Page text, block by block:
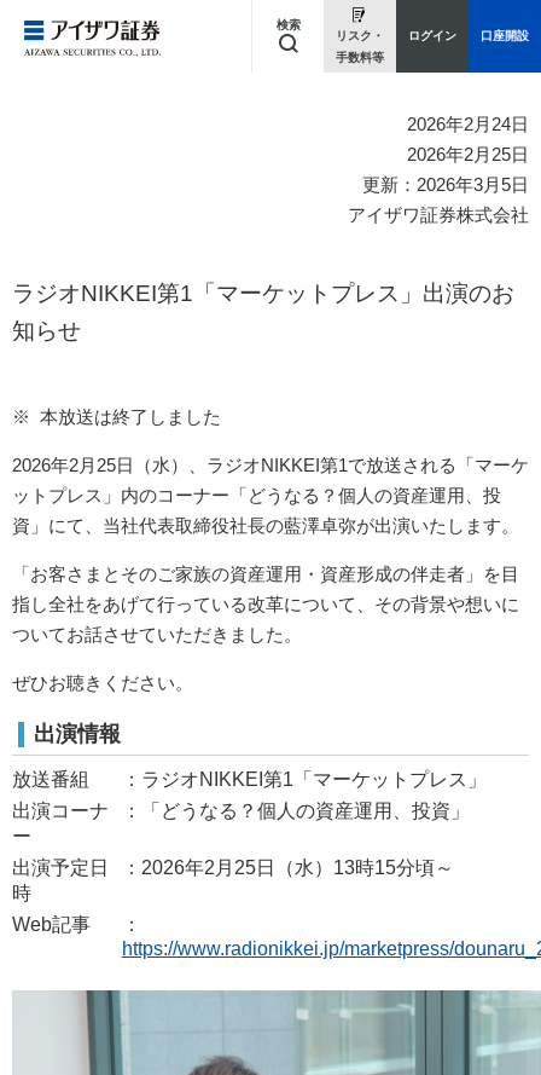
検索
リスク・
手数料等
ログイン 口座開設
2026年2月24日
2026年2月25日
更新：2026年3月5日
アイザワ証券株式会社
ラジオNIKKEI第1「マーケットプレス」出演のお
知らせ
本放送は終了しました
2026年2月25日（水）、ラジオNIKKEI第1で放送される「マーケ
ットプレス」内のコーナー「どうなる？個人の資産運用、投
資」にて、当社代表取締役社長の藍澤卓弥が出演いたします。
「お客さまとそのご家族の資産運用・資産形成の伴走者」を目
指し全社をあげて行っている改革について、その背景や想いに
ついてお話させていただきました。
ぜひお聴きください。
出演情報
放送番組
：ラジオNIKKEI第1「マーケットプレス」
出演コーナ
ー
：「どうなる？個人の資産運用、投資」
出演予定日
時
：2026年2月25日（水）13時15分頃～
Web記事
：
https://www.radionikkei.jp/marketpress/